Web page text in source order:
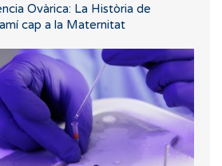
Ovàrica: La Història de
cap a la Maternitat